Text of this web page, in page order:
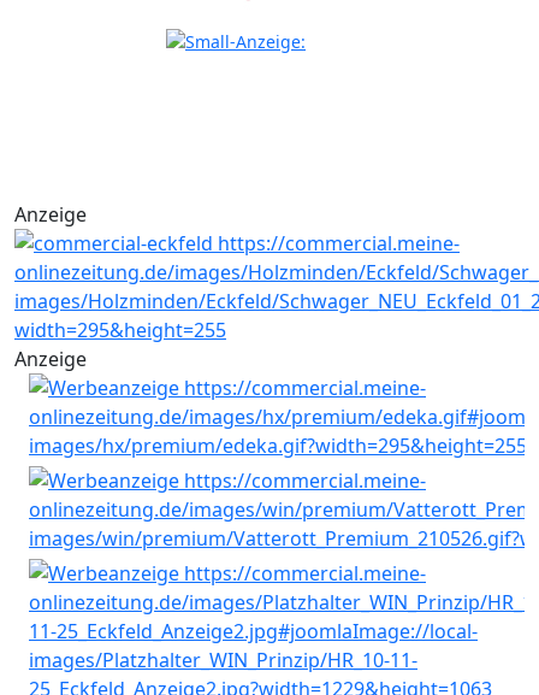
Anzeige
Anzeige